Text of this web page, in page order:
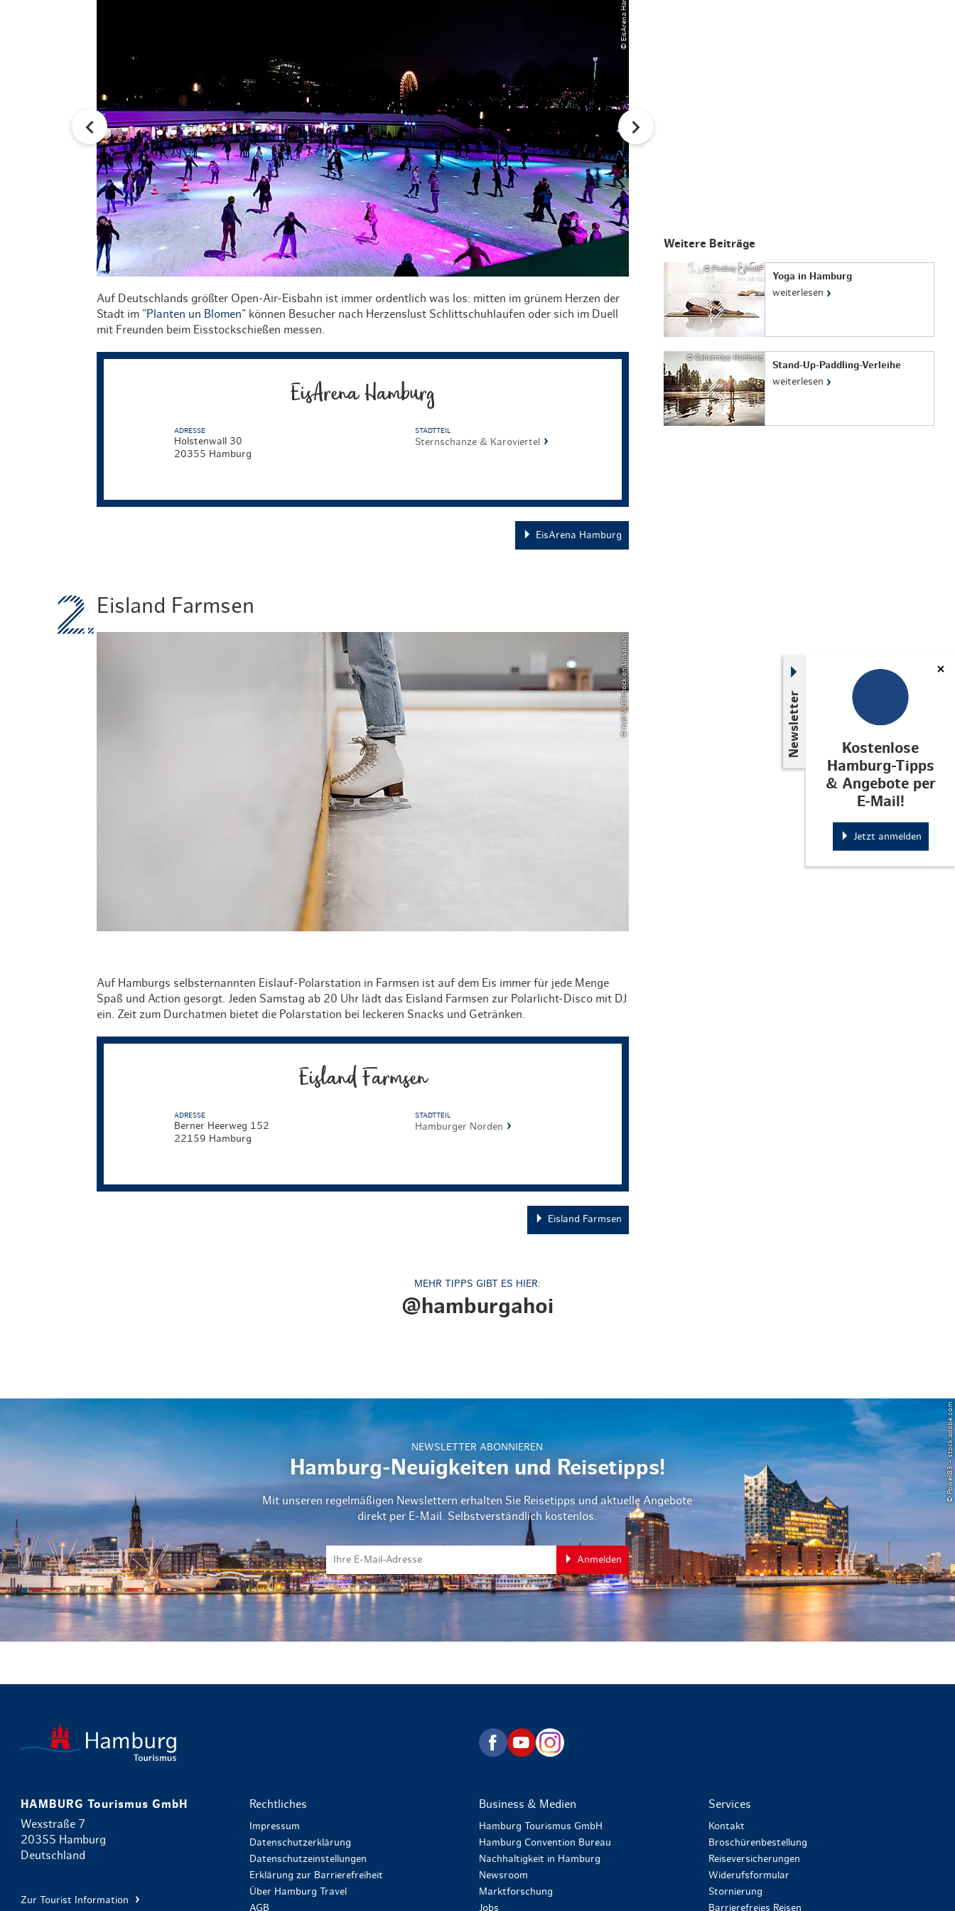
Newsletter
Kostenlose
Hamburg-Tipps
& Angebote per
E-Mail!
Jetzt anmelden
© EisArena Hamburg
Auf Deutschlands größter Open-Air-Eisbahn ist immer ordentlich was los: mitten im grünem Herzen der
Stadt im "Planten un Blomen" können Besucher nach Herzenslust Schlittschuhlaufen oder sich im Duell
mit Freunden beim Eisstockschießen messen.
EisArena Hamburg
ADRESSE
Holstenwall 30
20355 Hamburg
STADTTEIL
Sternschanze & Karoviertel
EisArena Hamburg
Eisland Farmsen
© Kelli McClintock on Unsplash
Auf Hamburgs selbsternannten Eislauf-Polarstation in Farmsen ist auf dem Eis immer für jede Menge
Spaß und Action gesorgt. Jeden Samstag ab 20 Uhr lädt das Eisland Farmsen zur Polarlicht-Disco mit DJ
ein. Zeit zum Durchatmen bietet die Polarstation bei leckeren Snacks und Getränken.
Eisland Farmsen
ADRESSE
Berner Heerweg 152
22159 Hamburg
STADTTEIL
Hamburger Norden
Eisland Farmsen
Weitere Beiträge
© Pixabay / AndiP
TOP
Yoga in Hamburg
weiterlesen ›
© Geheimtipp Hamburg
TOP
Stand-Up-Paddling-Verleihe
weiterlesen ›
MEHR TIPPS GIBT ES HIER:
@hamburgahoi
NEWSLETTER ABONNIEREN
Hamburg-Neuigkeiten und Reisetipps!
Mit unseren regelmäßigen Newslettern erhalten Sie Reisetipps und aktuelle Angebote
direkt per E-Mail. Selbstverständlich kostenlos.
Anmelden
© Powell83 – stock.adobe.com
zurück zur Startseite
HAMBURG Tourismus GmbH
Wexstraße 7
20355 Hamburg
Deutschland
Zur Tourist Information
Rechtliches
Impressum
Datenschutzerklärung
Datenschutzeinstellungen
Erklärung zur Barrierefreiheit
Über Hamburg Travel
AGB
Business & Medien
Hamburg Tourismus GmbH
Hamburg Convention Bureau
Nachhaltigkeit in Hamburg
Newsroom
Marktforschung
Jobs
Services
Kontakt
Broschürenbestellung
Reiseversicherungen
Widerufsformular
Stornierung
Barrierefreies Reisen